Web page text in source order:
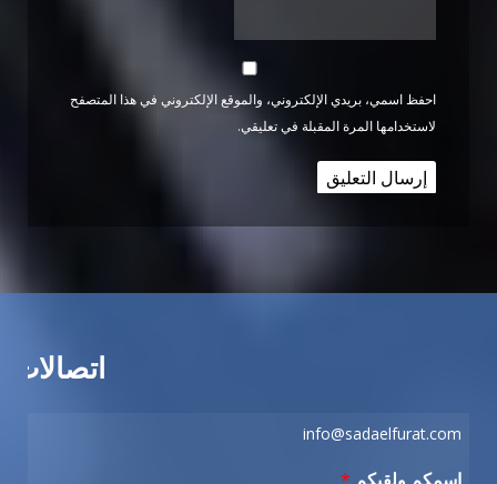
احفظ اسمي، بريدي الإلكتروني، والموقع الإلكتروني في هذا المتصفح
لاستخدامها المرة المقبلة في تعليقي.
اتصالات
info@sadaelfurat.com